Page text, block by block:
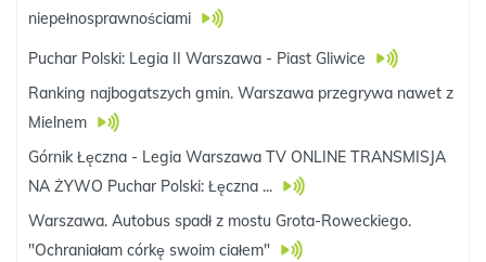
niepełnosprawnościami
Puchar Polski: Legia II Warszawa - Piast Gliwice
Ranking najbogatszych gmin. Warszawa przegrywa nawet z
Mielnem
Górnik Łęczna - Legia Warszawa TV ONLINE TRANSMISJA
NA ŻYWO Puchar Polski: Łęczna ...
Warszawa. Autobus spadł z mostu Grota-Roweckiego.
"Ochraniałam córkę swoim ciałem"